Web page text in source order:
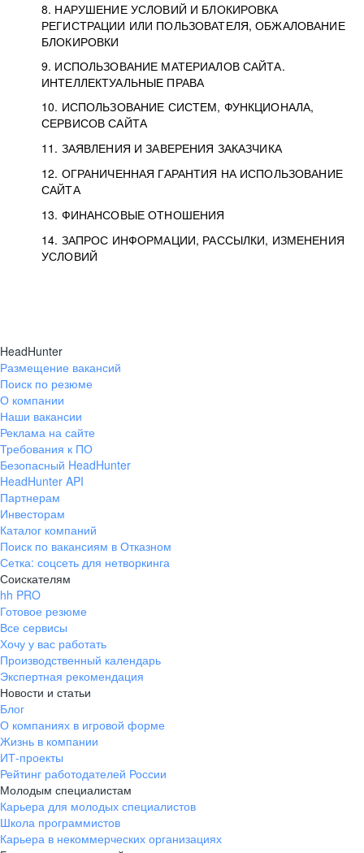
8. НАРУШЕНИЕ УСЛОВИЙ И БЛОКИРОВКА
РЕГИСТРАЦИИ ИЛИ ПОЛЬЗОВАТЕЛЯ, ОБЖАЛОВАНИЕ
БЛОКИРОВКИ
9. ИСПОЛЬЗОВАНИЕ МАТЕРИАЛОВ САЙТА.
ИНТЕЛЛЕКТУАЛЬНЫЕ ПРАВА
10. ИСПОЛЬЗОВАНИЕ СИСТЕМ, ФУНКЦИОНАЛА,
СЕРВИСОВ САЙТА
11. ЗАЯВЛЕНИЯ И ЗАВЕРЕНИЯ ЗАКАЗЧИКА
12. ОГРАНИЧЕННАЯ ГАРАНТИЯ НА ИСПОЛЬЗОВАНИЕ
САЙТА
13. ФИНАНСОВЫЕ ОТНОШЕНИЯ
14. ЗАПРОС ИНФОРМАЦИИ, РАССЫЛКИ, ИЗМЕНЕНИЯ
УСЛОВИЙ
HeadHunter
Размещение вакансий
Поиск по резюме
О компании
Наши вакансии
Реклама на сайте
Требования к ПО
Безопасный HeadHunter
HeadHunter API
Партнерам
Инвесторам
Каталог компаний
Поиск по вакансиям в Отказном
Сетка: соцсеть для нетворкинга
Соискателям
hh PRO
Готовое резюме
Все сервисы
Хочу у вас работать
Производственный календарь
Экспертная рекомендация
Новости и статьи
Блог
О компаниях в игровой форме
Жизнь в компании
ИТ-проекты
Рейтинг работодателей России
Молодым специалистам
Карьера для молодых специалистов
Школа программистов
Карьера в некоммерческих организациях